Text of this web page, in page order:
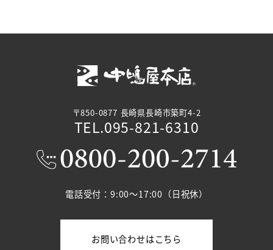
〒850-0877 長崎県長崎市築町4-2
TEL.095-821-6310
電話受付：9:00～17:00（日祝休）
お問い合わせはこちら